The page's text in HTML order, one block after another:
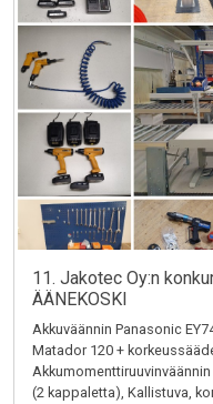
11. Jakotec Oy:n
ÄÄNEKOSKI
Akkuväännin Panasonic
Matador 120 +
(2 kappaletta), Kallistuva,